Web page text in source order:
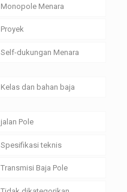
Monopole Menara
Proyek
Self-dukungan Menara
Kelas dan bahan baja
jalan Pole
Spesifikasi teknis
Transmisi Baja Pole